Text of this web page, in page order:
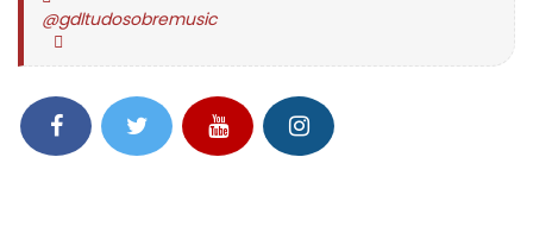
@gdltudosobremusic